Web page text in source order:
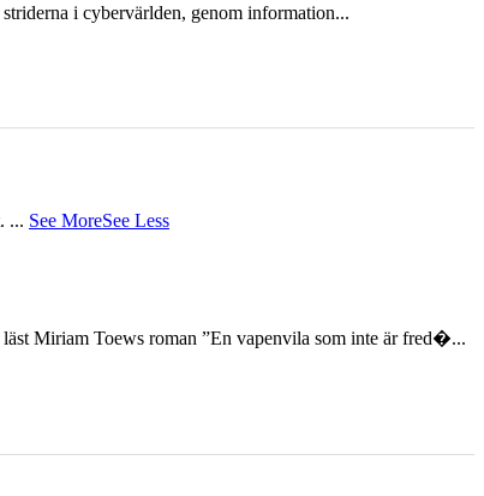
i cybervärlden, genom information...
... See MoreSee Less
Miriam Toews roman ”En vapenvila som inte är fred�...